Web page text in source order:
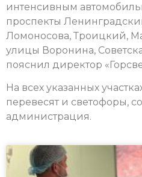
интенсивным
проспекты
Ломоносова, Троицкий,
улицы Воронина,
пояснил директор
На всех указанных
перевесят и светофоры,
администрация.